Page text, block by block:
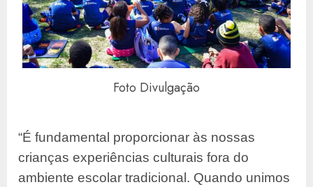
Foto Divulgação
“É fundamental proporcionar às nossas
crianças experiências culturais fora do
ambiente escolar tradicional. Quando unimos